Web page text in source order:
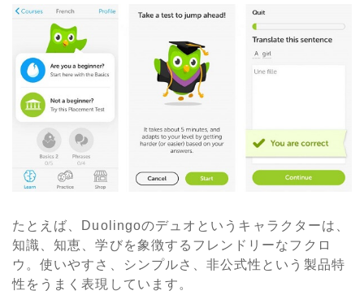
たとえば、Duolingoのデュオというキャラクターは、
知識、知恵、学びを象徴するフレンドリーなフクロ
ウ。使いやすさ、シンプルさ、非公式性という製品特
性をうまく表現しています。